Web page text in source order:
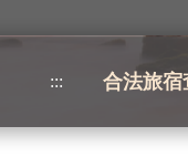
::: 合法旅宿